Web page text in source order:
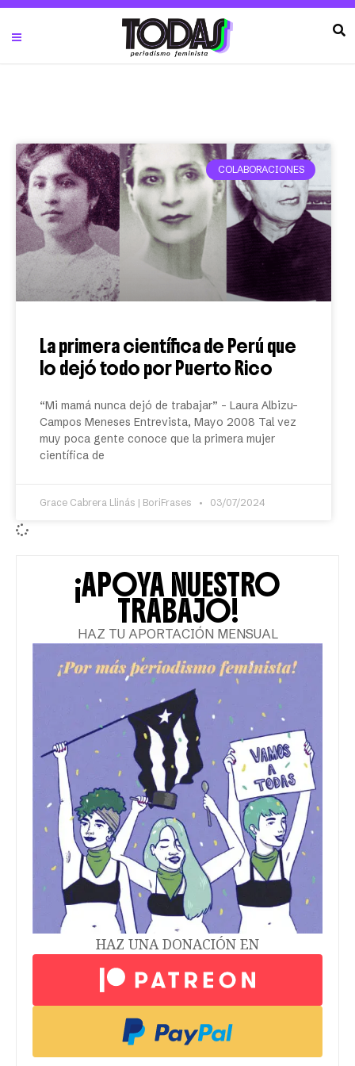
COLABORACIONES
La primera científica de Perú que
lo dejó todo por Puerto Rico
“Mi mamá nunca dejó de trabajar” – Laura Albizu-
Campos Meneses Entrevista, Mayo 2008 Tal vez
muy poca gente conoce que la primera mujer
científica de
Grace Cabrera Llinás | BoriFrases 03/07/2024
¡APOYA NUESTRO
TRABAJO!
HAZ TU APORTACIÓN MENSUAL
HAZ UNA DONACIÓN EN